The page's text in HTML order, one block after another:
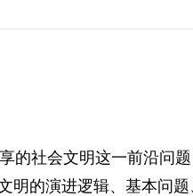
的社会文明这一前沿问
明的演进逻辑、基本问